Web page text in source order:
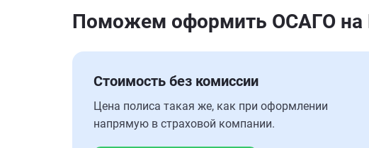
Поможем оформить ОСАГО на
Стоимость без комиссии
Цена полиса такая же, как при оформлении
напрямую в страховой компании.